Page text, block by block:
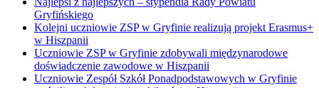
Gryfińskiego
Kolejni uczniowie ZSP w Gryfinie realizują projekt Erasmus+
w Hiszpanii
Uczniowie ZSP w Gryfinie zdobywali międzynarodowe
doświadczenie zawodowe w Hiszpanii
Uczniowie Zespół Szkół Ponadpodstawowych w Gryfinie